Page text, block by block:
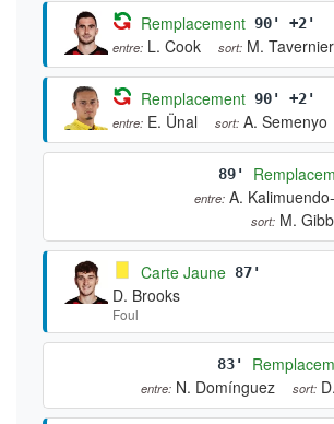
Remplacement 90' +2'
entre: L. Cook sort: M. Tavernier
Remplacement 90' +2'
entre: E. Ünal sort: A. Semenyo
89'
entre: A.
sort: M.
Carte Jaune 87'
D. Brooks
Foul
83'
entre: N. Domínguez sort: